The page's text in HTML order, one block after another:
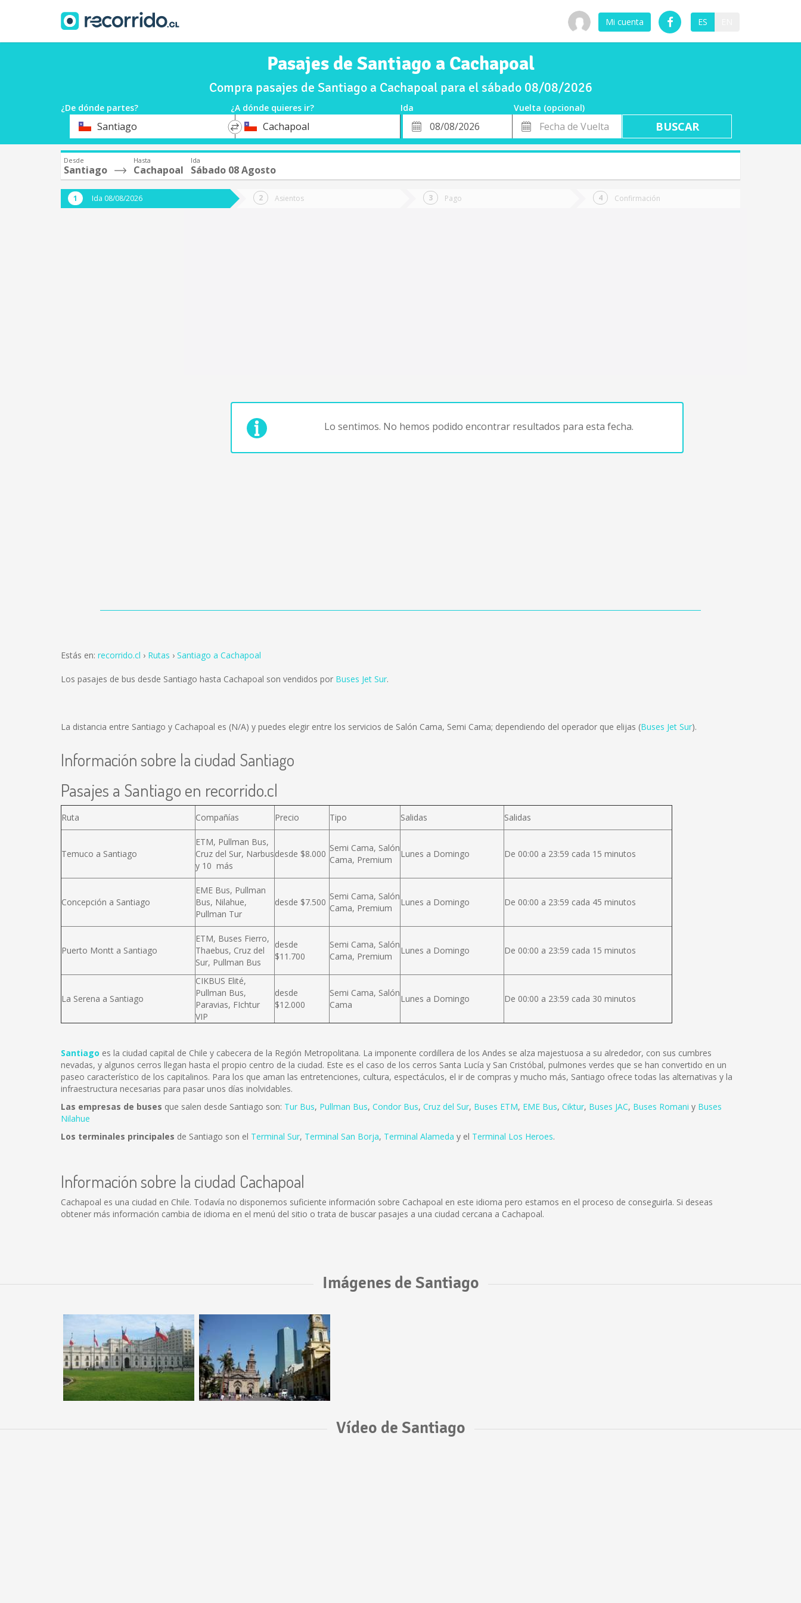
Mi cuenta ES
Pasajes de Santiago a Cachapoal
Compra pasajes de Santiago a Cachapoal para el sábado 08/08/2026
¿De dónde partes? ¿A dónde quieres ir? Ida
Vuelta (opcional)
OrigenSantiago
*
DestinoCachapoal
Fecha
de
Fecha
de
Vuelta
Desde
Santiago
Hasta
Cachapoal
Ida
Sábado 08 Agosto
Ida 08/08/2026 Asientos Pago Confirmación
Lo sentimos. No hemos podido encontrar resultados para esta fecha.
Estás en: recorrido.cl Rutas Santiago a Cachapoal
Los pasajes de bus desde Santiago hasta Cachapoal son vendidos por Buses Jet Sur.
La distancia entre Santiago y Cachapoal es (N/A) y puedes elegir entre los servicios de Salón Cama, Semi Cama; dependiendo del operador que elijas (Buses Jet Sur).
Información sobre la ciudad Santiago
Pasajes a Santiago en recorrido.cl
Ruta Compañías Precio Tipo Salidas Salidas
Temuco a Santiago
ETM, Pullman Bus,
Cruz del Sur, Narbus
y 10 más
desde $8.000
Semi Cama, Salón
Cama, Premium
Lunes a Domingo De 00:00 a 23:59 cada 15 minutos
Concepción a Santiago
EME Bus, Pullman
Bus, Nilahue,
Pullman Tur
desde $7.500
Semi Cama, Salón
Cama, Premium
Lunes a Domingo De 00:00 a 23:59 cada 45 minutos
Puerto Montt a Santiago
ETM, Buses Fierro,
Thaebus, Cruz del
Sur, Pullman Bus
desde
$11.700
Semi Cama, Salón
Cama, Premium
Lunes a Domingo De 00:00 a 23:59 cada 15 minutos
La Serena a Santiago
CIKBUS Elité,
Pullman Bus,
Paravias, FIchtur
VIP
desde
$12.000
Semi Cama, Salón
Cama
Lunes a Domingo De 00:00 a 23:59 cada 30 minutos
Santiago es la ciudad capital de Chile y cabecera de la Región Metropolitana. La imponente cordillera de los Andes se alza majestuosa a su alrededor, con sus cumbres
nevadas, y algunos cerros llegan hasta el propio centro de la ciudad. Este es el caso de los cerros Santa Lucía y San Cristóbal, pulmones verdes que se han convertido en un
paseo característico de los capitalinos. Para los que aman las entretenciones, cultura, espectáculos, el ir de compras y mucho más, Santiago ofrece todas las alternativas y la
infraestructura necesarias para pasar unos días inolvidables.
Las empresas de buses que salen desde Santiago son: Tur Bus, Pullman Bus, Condor Bus, Cruz del Sur, Buses ETM, EME Bus, Ciktur, Buses JAC, Buses Romani y Buses
Nilahue
Los terminales principales de Santiago son el Terminal Sur, Terminal San Borja, Terminal Alameda y el Terminal Los Heroes.
Información sobre la ciudad Cachapoal
Cachapoal es una ciudad en Chile. Todavía no disponemos suficiente información sobre Cachapoal en este idioma pero estamos en el proceso de conseguirla. Si deseas
obtener más información cambia de idioma en el menú del sitio o trata de buscar pasajes a una ciudad cercana a Cachapoal.
Imágenes de Santiago
Vídeo de Santiago